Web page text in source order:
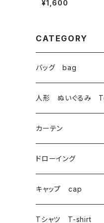
¥1,600
CATEGORY
バッグ bag
トートバッグ
サコッシュ Sacoche
がま口 大 mini
巾着 Drawstring
人形 ぬいぐるみ
カーテン
ドローイング
キャップ cap
Tシャツ T-shirt